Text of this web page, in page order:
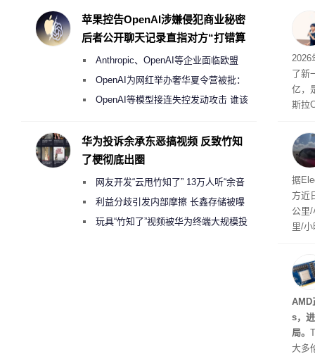
用“
“薅
元。
2026
了新
亿，
斯拉
第
是
据
方近
公里
里/
AMD
s，
局。
大多
度
苹果控告OpenAI涉嫌侵犯商业秘密
后者公开聊天记录直指对方“打错算
Anthropic、OpenAI等企业面临欧盟
《人工智能法案》全新执法权限审查
OpenAI为网红举办奢华夏令营被批：
2000美元一晚 遭讽“反乌托邦”
OpenAI等模型接连失控发动攻击 谁该
华为投诉余承东恶搞视频 反致竹知
了梗彻底出圈
网友开发“云甩竹知了” 13万人听“余音
绕梁”利益分歧引发内部摩擦 长鑫存储被曝
曾将华为驻场工程师驱逐出研发基地
玩具“竹知了”视频被华为终端大规模投